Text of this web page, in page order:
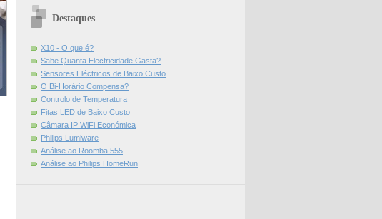
Destaques
X10 - O que é?
Sabe Quanta Electricidade Gasta?
Sensores Eléctricos de Baixo Custo
O Bi-Horário Compensa?
Controlo de Temperatura
Fitas LED de Baixo Custo
Câmara IP WiFi Económica
Philips Lumiware
Análise ao Roomba 555
Análise ao Philips HomeRun